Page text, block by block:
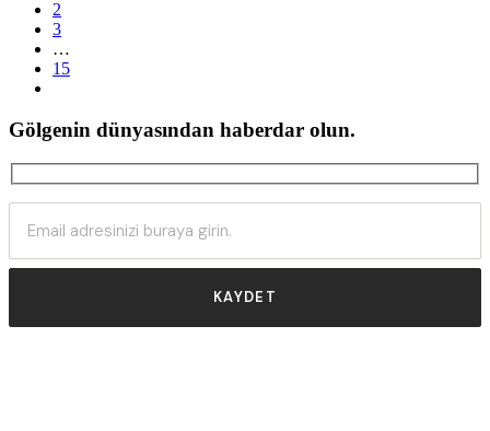
2
3
…
15
Gölgenin dünyasından haberdar olun.